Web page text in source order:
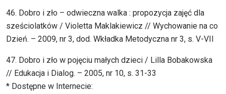
46. Dobro i zło – odwieczna walka : propozycja zajęć dla
sześciolatków / Violetta Maklakiewicz // Wychowanie na co
Dzień. – 2009, nr 3, dod. Wkładka Metodyczna nr 3, s. V-VII
47. Dobro i zło w pojęciu małych dzieci / Lilla Bobakowska
// Edukacja i Dialog. – 2005, nr 10, s. 31-33
* Dostępne w Internecie: